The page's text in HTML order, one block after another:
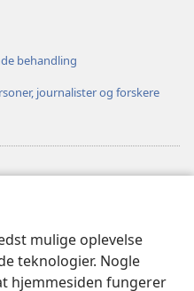
mulige oplevelse
teknologier. Nogle
hjemmesiden fungerer
behandling
journalister og forskere